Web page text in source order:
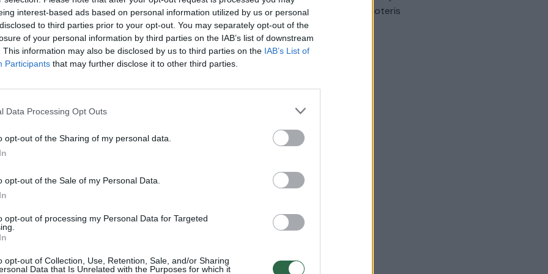
interest-based ads based on personal information utilized by us or personal
to third parties prior to your opt-out. You may separately opt-out of the
of your personal information by third parties on the IAB’s list of downstream
This information may also be disclosed by us to third parties on the IAB’s List of
Participants that may further disclose it to other third parties.
Data Processing Opt Outs
opt-out of the Sharing of my personal data.
opt-out of the Sale of my Personal Data.
opt-out of processing my Personal Data for Targeted
opt-out of Collection, Use, Retention, Sale, and/or Sharing
Data that Is Unrelated with the Purposes for which it
Visi įrašai
Karšta A. Kasparavičiaus ir Ž Pavilionio
diskusija: Rusija – Europos šeimos narė?
Laidos Lietuva tiesiogiai
Kuprines pasvėrę specialistai įspėja apie
automobilis sužalojo dvi moteris
Žinios Lietuvos diena